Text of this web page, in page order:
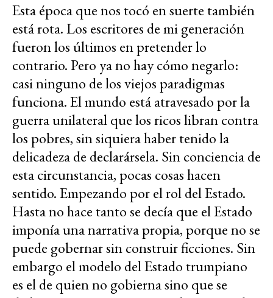
Esta época que nos tocó en suerte también
está rota. Los escritores de mi generación
fueron los últimos en pretender lo
contrario. Pero ya no hay cómo negarlo:
casi ninguno de los viejos paradigmas
funciona. El mundo está atravesado por la
guerra unilateral que los ricos libran contra
los pobres, sin siquiera haber tenido la
delicadeza de declarársela. Sin conciencia de
esta circunstancia, pocas cosas hacen
sentido. Empezando por el rol del Estado.
Hasta no hace tanto se decía que el Estado
imponía una narrativa propia, porque no se
puede gobernar sin construir ficciones. Sin
embargo el modelo del Estado trumpiano
es el de quien no gobierna sino que se